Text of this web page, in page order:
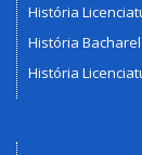
História
História
História